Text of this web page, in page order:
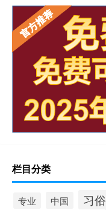
栏目分类
专业 中国 习俗